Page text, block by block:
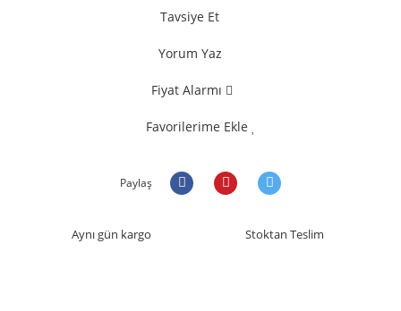
Tavsiye Et
Yorum Yaz
Fiyat Alarmı
Favorilerime Ekle
Paylaş
Aynı gün kargo Stoktan Teslim